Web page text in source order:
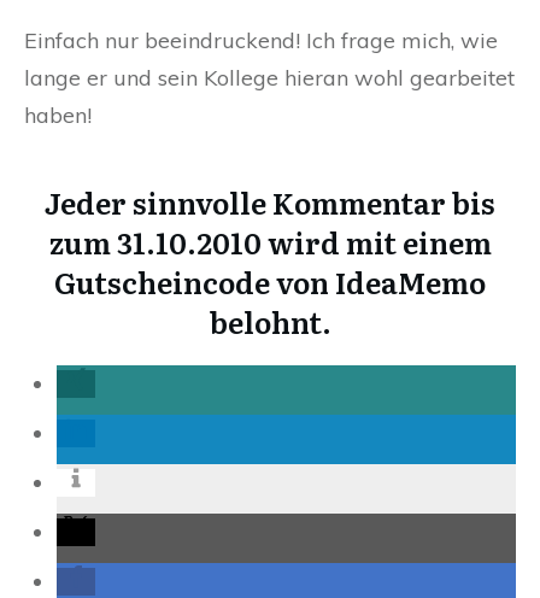
Einfach nur beeindruckend! Ich frage mich, wie
lange er und sein Kollege hieran wohl gearbeitet
haben!
Jeder sinnvolle Kommentar bis
zum 31.10.2010 wird mit einem
Gutscheincode von IdeaMemo
belohnt.